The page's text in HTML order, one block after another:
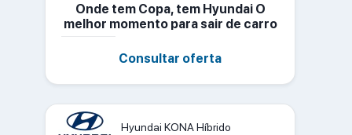
Onde tem Copa, tem Hyundai O
melhor momento para sair de carro
Consultar oferta
Hyundai KONA Híbrido